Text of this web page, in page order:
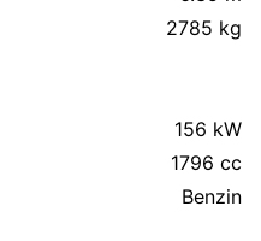
2785 kg
156 kW
1796 cc
Benzin